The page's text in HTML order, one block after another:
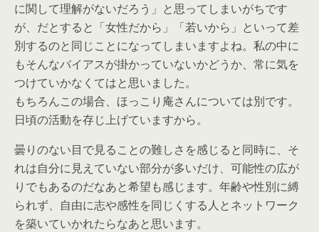
に関して理解がないだろう」と思ってしまいがちです
が、だとすると「女性だから」「若いから」といって差
別するのと同じことになってしまいますよね。私の中に
もそんなバイアスが掛かっていないかどうか、常に気を
つけていかなくてはと思いました。
もちろんこの場合、ほっこり庵さんについては別です。
日頃の活動を存じ上げていますから。
曇りのない目で見ることの難しさを感じると同時に、そ
れは自分に見えていない部分が多いだけ、可能性の広が
りでもあるのだなあと希望も感じます。年齢や性別に縛
られず、自由に志や感性を同じくする人とネットワーク
を築いていかれたらなあと思います。